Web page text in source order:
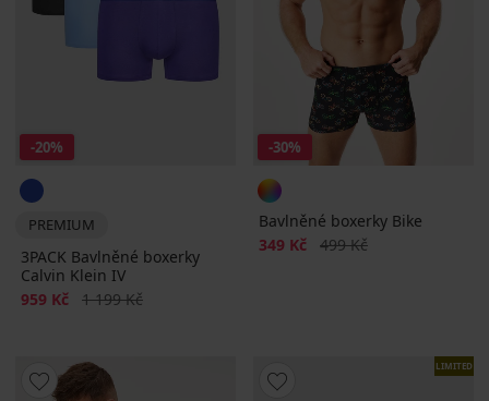
-20%
PREMIUM
3PACK Bavlněné boxerky
Calvin Klein IV
Sleva
959 Kč Původní cena
1 199 Kč
-30%
Bavlněné boxerky Bike
Sleva
349 Kč Původní cena
499 Kč
LIMITED